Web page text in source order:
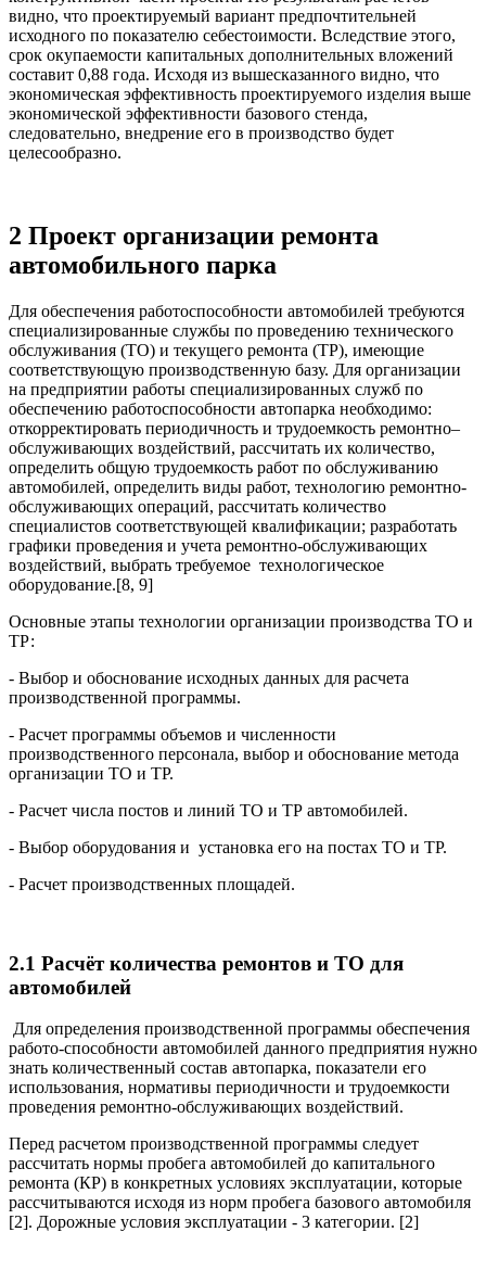
видно, что проектируемый вариант предпочтительней
исходного по показателю себестоимости. Вследствие этого,
срок окупаемости капитальных дополнительных вложений
составит 0,88 года. Исходя из вышесказанного видно, что
экономическая эффективность проектируемого изделия выше
экономической эффективности базового стенда,
следовательно, внедрение его в производство будет
целесообразно.
2 Проект организации ремонта
автомобильного парка
Для обеспечения работоспособности автомобилей требуются
специализированные службы по проведению технического
обслуживания (ТО) и текущего ремонта (ТР), имеющие
соответствующую производственную базу. Для организации
на предприятии работы специализированных служб по
обеспечению работоспособности автопарка необходимо:
откорректировать периодичность и трудоемкость ремонтно–
обслуживающих воздействий, рассчитать их количество,
определить общую трудоемкость работ по обслуживанию
автомобилей, определить виды работ, технологию ремонтно-
обслуживающих операций, рассчитать количество
специалистов соответствующей квалификации; разработать
графики проведения и учета ремонтно-обслуживающих
воздействий, выбрать требуемое технологическое
оборудование.[8, 9]
Основные этапы технологии организации производства ТО и
ТР:
- Выбор и обоснование исходных данных для расчета
производственной программы.
- Расчет программы объемов и численности
производственного персонала, выбор и обоснование метода
организации ТО и ТР.
- Расчет числа постов и линий ТО и ТР автомобилей.
- Выбор оборудования и установка его на постах ТО и ТР.
- Расчет производственных площадей.
2.1 Расчёт количества ремонтов и ТО для
автомобилей
Для определения производственной программы обеспечения
работо-способности автомобилей данного предприятия нужно
знать количественный состав автопарка, показатели его
использования, нормативы периодичности и трудоемкости
проведения ремонтно-обслуживающих воздействий.
Перед расчетом производственной программы следует
рассчитать нормы пробега автомобилей до капитального
ремонта (КР) в конкретных условиях эксплуатации, которые
рассчитываются исходя из норм пробега базового автомобиля
[2]. Дорожные условия эксплуатации - 3 категории. [2]